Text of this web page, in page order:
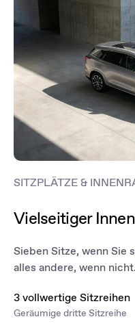
SITZPLÄTZE &
Vielseitiger
Sieben Sitze, wenn Sie
alles andere, wenn nicht.
3 vollwertige Sitzreihen
Geräumige dritte Sitzreihe